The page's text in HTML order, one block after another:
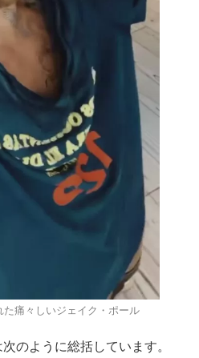
た痛々しいジェイク・ポール
のように総括しています。